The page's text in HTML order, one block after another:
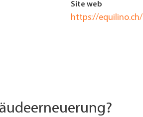
Site web
https://equilino.ch/